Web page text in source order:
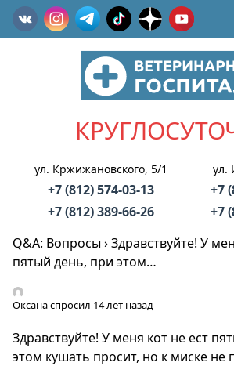
ул. Кржижановского, 5/1
+7 (812) 574-03-13
+7 (812) 389-66-26
ул.
+7
+7
Q&A: Вопросы›Здравствуйте! У
пятый день, при этом…
Оксанаспросил 14 лет назад
Здравствуйте! У меня кот не ест
этом кушать просит, но к миске не